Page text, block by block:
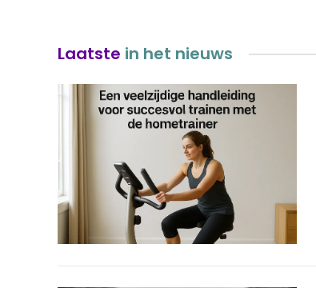
Laatste in het nieuws